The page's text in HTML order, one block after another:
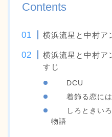
Contents
横浜流星と中村ア
横浜流星と中村ア
すじ
DCU
着飾る恋には
しろときいろ
物語